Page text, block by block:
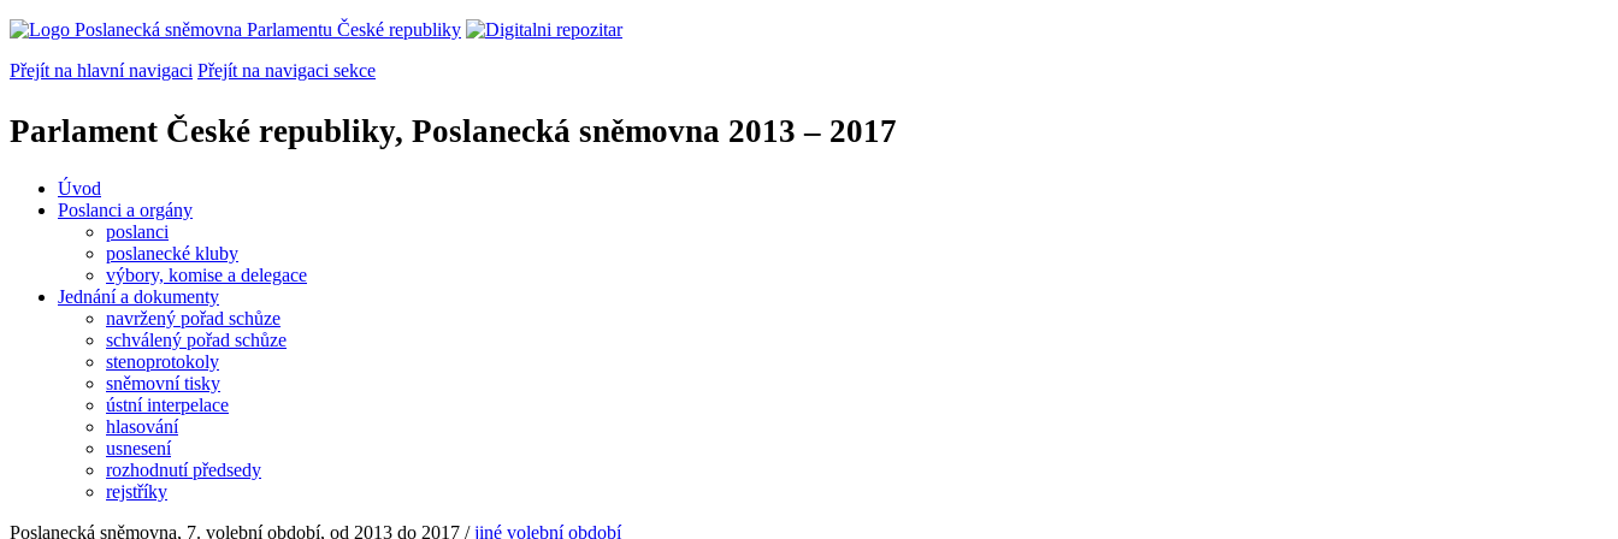
Přejít na hlavní navigaci Přejít na navigaci sekce
Parlament České republiky, Poslanecká sněmovna 2013 – 2017
Úvod
Poslanci a orgány
poslanci
poslanecké kluby
výbory, komise a delegace
Jednání a dokumenty
navržený pořad schůze
schválený pořad schůze
stenoprotokoly
sněmovní tisky
ústní interpelace
hlasování
usnesení
rozhodnutí předsedy
rejstříky
Poslanecká sněmovna, 7. volební období, od 2013 do 2017 /jiné volební období